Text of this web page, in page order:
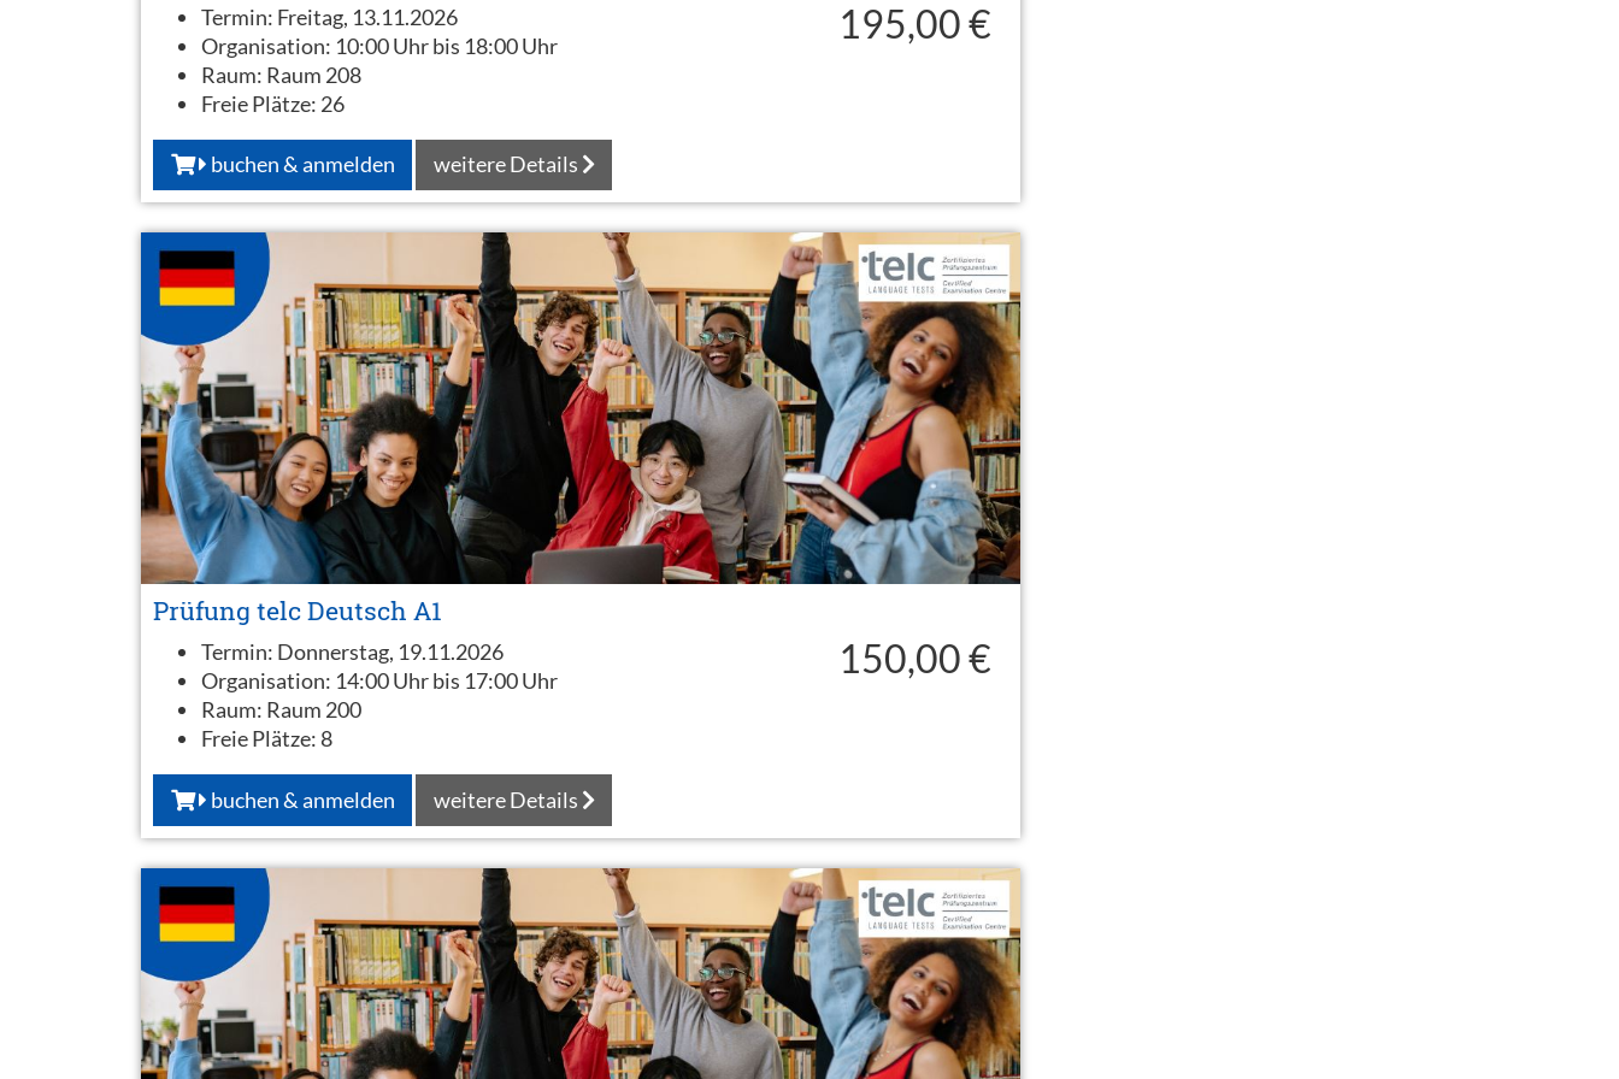
Termin: Freitag, 13.11.2026
Organisation: 10:00 Uhr bis 18:00 Uhr
Raum: Raum 208
Freie Plätze: 26
195,00 €
buchen & anmelden weitere Details
Prüfung telc Deutsch A1
Termin: Donnerstag, 19.11.2026
Organisation: 14:00 Uhr bis 17:00 Uhr
Raum: Raum 200
Freie Plätze: 8
150,00 €
buchen & anmelden weitere Details